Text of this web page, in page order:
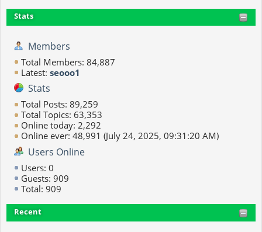
Stats
Members
Total Members: 84,887
Latest: seooo1
Stats
Total Posts: 89,259
Total Topics: 63,353
Online today: 2,292
Online ever: 48,991 (July 24, 2025, 09:31:20 AM)
Users Online
Users: 0
Guests: 909
Total: 909
Recent